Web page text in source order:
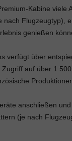
Kabine viele
Flugzeugtyp),
genießen
verfügt über
auf über
anschließen
(je nach